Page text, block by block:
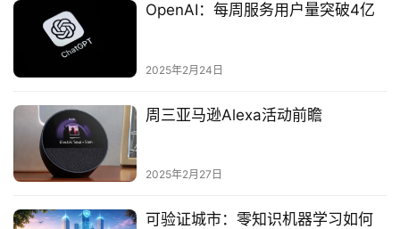
OpenAI：每周服务用户量突破4亿
2025年2月24日
周三亚马逊Alexa活动前瞻‌
2025年2月27日
可验证城市：零知识机器学习如何